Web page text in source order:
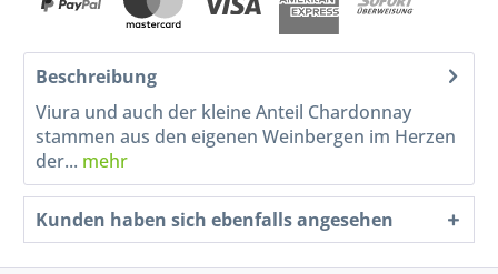
Beschreibung
Viura und auch der kleine Anteil Chardonnay
stammen aus den eigenen Weinbergen im Herzen
der... mehr
Kunden haben sich ebenfalls angesehen